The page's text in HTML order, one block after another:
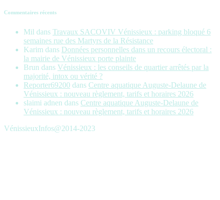
Commentaires récents
Mil dans Travaux SACOVIV Vénissieux : parking bloqué 6
semaines rue des Martyrs de la Résistance
Karim dans Données personnelles dans un recours électoral :
la mairie de Vénissieux porte plainte
Brun dans Vénissieux : les conseils de quartier arrêtés par la
majorité, intox ou vérité ?
Reporter69200 dans Centre aquatique Auguste-Delaune de
Vénissieux : nouveau règlement, tarifs et horaires 2026
slaimi adnen dans Centre aquatique Auguste-Delaune de
Vénissieux : nouveau règlement, tarifs et horaires 2026
VénissieuxInfos@2014-2023